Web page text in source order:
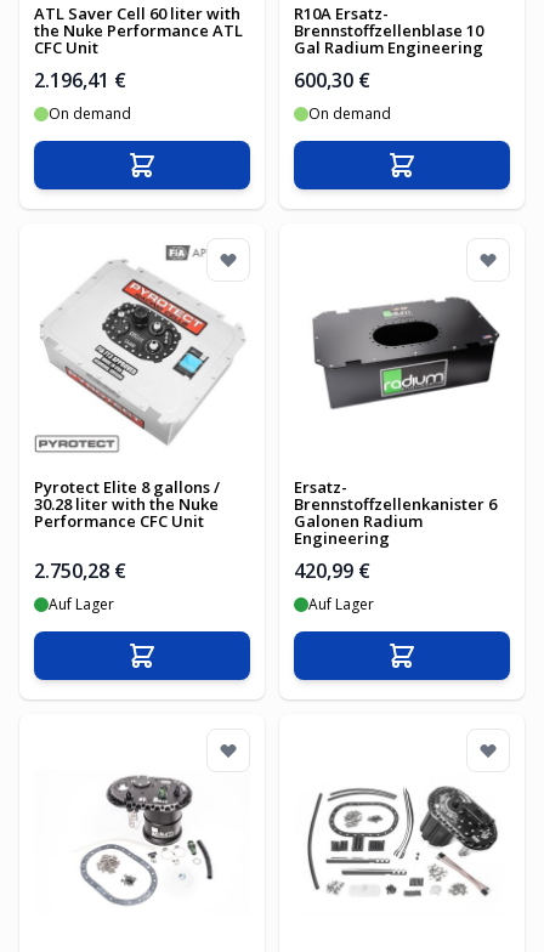
ATL Saver Cell 60 liter with
the Nuke Performance ATL
CFC Unit
2.196,41 €
On demand
In den Warenkorb
R10A Ersatz-
Brennstoffzellenblase 10
Gal Radium Engineering
600,30 €
On demand
In den
Pyrotect Elite 8 gallons /
30.28 liter with the Nuke
Performance CFC Unit
2.750,28 €
Auf Lager
In den Warenkorb
Ersatz-
Brennstoffzellenkanister 6
Galonen Radium
Engineering
420,99 €
Auf Lager
In den